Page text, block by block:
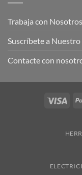
Trabaja con Nosotros
Suscríbete a
Contacte con
Visa